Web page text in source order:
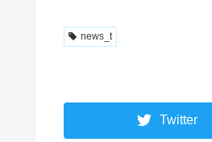
news_t
Twitter